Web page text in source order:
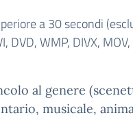
a 30 secondi
DVD, WMP, DIVX,
al genere
musicale,